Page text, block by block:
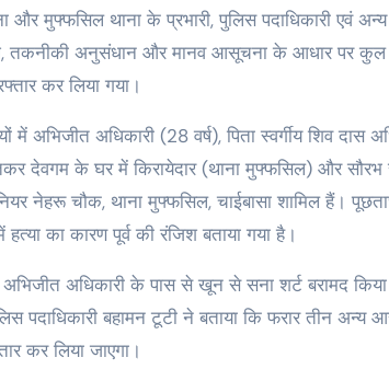
और मुफ्फसिल थाना के प्रभारी, पुलिस पदाधिकारी एवं
तकनीकी अनुसंधान और मानव आसूचना के आधार पर कुल
कर लिया गया।
में अभिजीत अधिकारी (28 वर्ष), पिता स्वर्गीय शिव दास
देवगम के घर में किरायेदार (थाना मुफ्फसिल) और सौरभ
नेहरू चौक, थाना मुफ्फसिल, चाईबासा शामिल हैं।
का कारण पूर्व की रंजिश बताया गया है।
अधिकारी के पास से खून से सना शर्ट बरामद
पदाधिकारी बहामन टूटी ने बताया कि फरार तीन अन्य
कर लिया जाएगा।